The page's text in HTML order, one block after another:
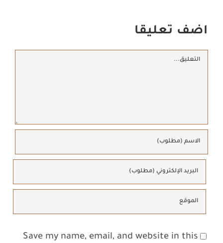
اضف تعليقا
تعليق
Save my name, email, and website in this